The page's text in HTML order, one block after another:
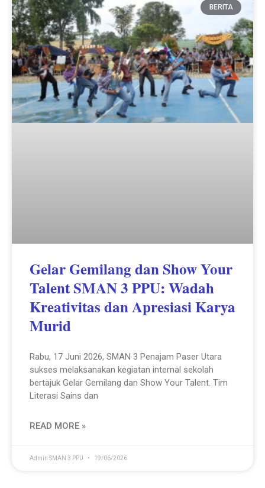
BERITA
Gelar Gemilang dan Show Your
Talent SMAN 3 PPU: Wadah
Kreativitas dan Apresiasi Karya
Murid
Rabu, 17 Juni 2026, SMAN 3 Penajam Paser Utara
sukses melaksanakan kegiatan internal sekolah
bertajuk Gelar Gemilang dan Show Your Talent. Tim
Literasi Sains dan
READ MORE »
Admin SMAN 3 PPU 19/06/2026